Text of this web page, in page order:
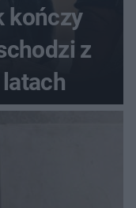
kończy
z